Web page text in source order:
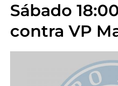
Sábado
contra VP